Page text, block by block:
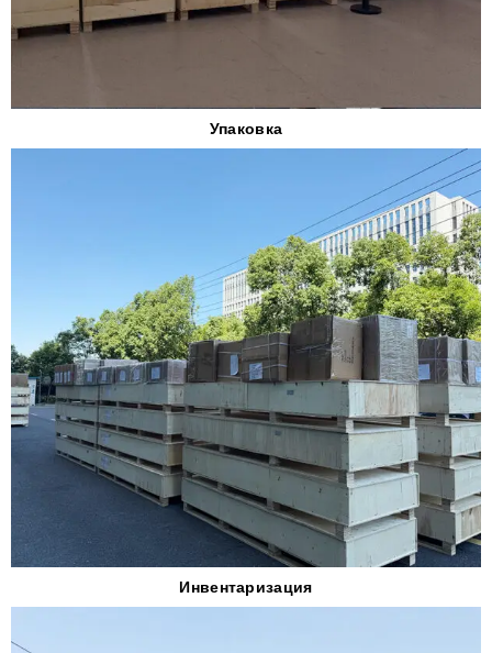
Упаковка
Инвентаризация